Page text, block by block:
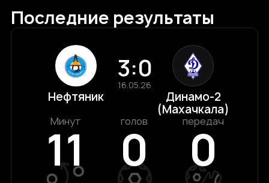
Последние результаты
Нефтяник
3:0
16.05.26
Динамо-2
(Махачкала)
Минут
11
голов
0
передач
0